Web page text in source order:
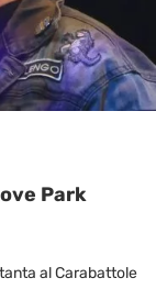
Park
al Carabattole